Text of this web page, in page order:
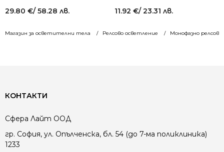
Магазин за осветителни тела Релсово осветление Монофазнo
29.80 €/ 58.28 лв. 11.92 €/ 23.31 лв.
КОНТАКТИ
Сфера Лайт ООД
гр. София, ул. Опълченска, бл. 54 (до 7-ма поликлиника)
1233